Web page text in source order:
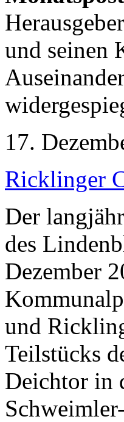
und seinen
17.
Ricklinger
Der
des
Dezember
und
Teilstücks
Deichtor in